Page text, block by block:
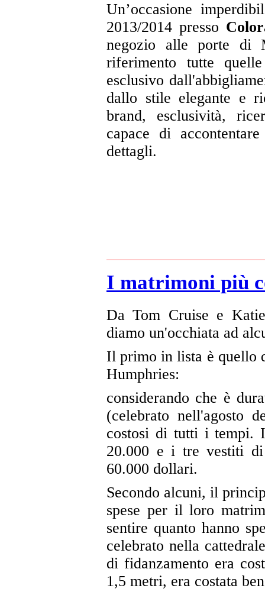
Un’occasione
2013/2014 presso
negozio alle porte
riferimento tutte
esclusivo
dallo stile elegante e
brand, esclusività,
capace di
dettagli.
I matrimoni più
Da Tom Cruise e
diamo un'occhiata ad
Il primo in lista è quello
Humphries:
considerando che è
(celebrato nell'agosto
costosi di tutti i tempi.
20.000 e i tre vestiti
60.000 dollari.
Secondo alcuni, il
spese per il loro
sentire quanto hanno
celebrato nella
di fidanzamento era
1,5 metri, era costata